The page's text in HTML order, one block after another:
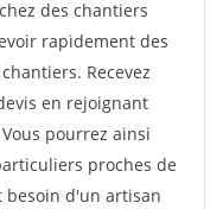
des chantiers
rapidement des
Recevez
en rejoignant
pourrez ainsi
proches de
besoin d'un artisan